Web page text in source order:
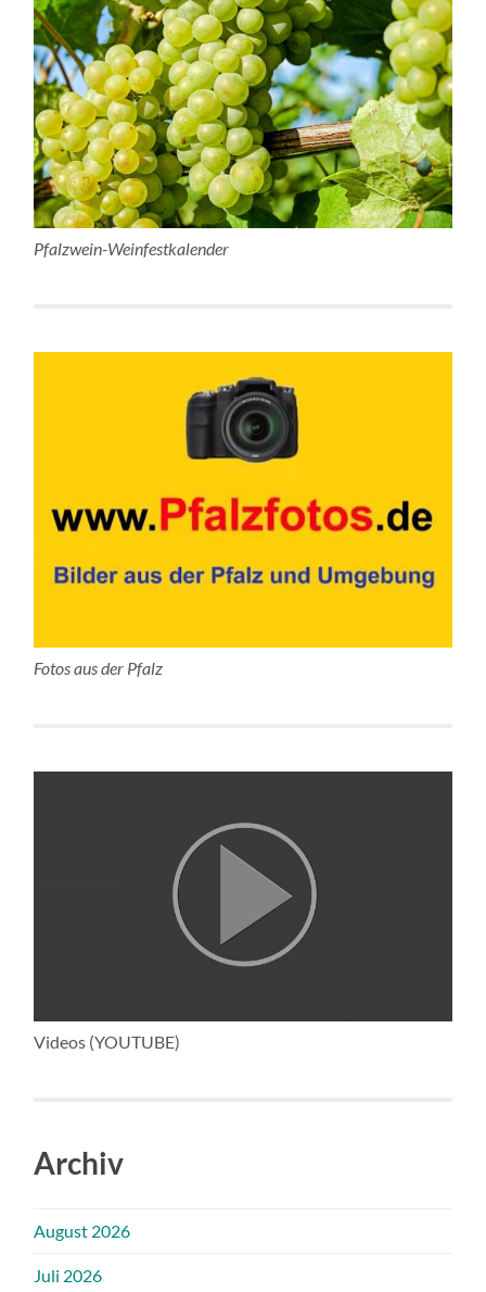
Pfalzwein-Weinfestkalender
Fotos aus der Pfalz
Videos (YOUTUBE)
Archiv
August 2026
Juli 2026